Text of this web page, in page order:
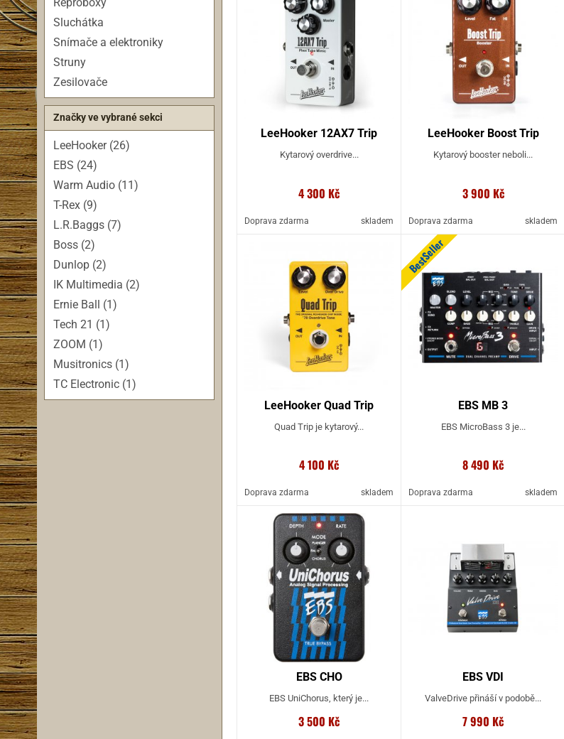
LeeHooker 12AX7 Trip
Kytarový overdrive...
4 300 Kč
Doprava zdarma skladem
LeeHooker Boost Trip
Kytarový booster neboli...
3 900 Kč
Doprava zdarma skladem
LeeHooker Quad Trip
Quad Trip je kytarový...
4 100 Kč
Doprava zdarma skladem
EBS MB 3
EBS MicroBass 3 je...
8 490 Kč
BestSeller
Doprava zdarma skladem
EBS CHO
EBS UniChorus, který je...
3 500 Kč
EBS VDI
ValveDrive přináší v podobě...
7 990 Kč
Sluchátka
Snímače a elektroniky
Struny
Zesilovače
Značky ve vybrané sekci
LeeHooker (26)
EBS (24)
Warm Audio (11)
T-Rex (9)
L.R.Baggs (7)
Boss (2)
Dunlop (2)
IK Multimedia (2)
Ernie Ball (1)
Tech 21 (1)
ZOOM (1)
Musitronics (1)
TC Electronic (1)